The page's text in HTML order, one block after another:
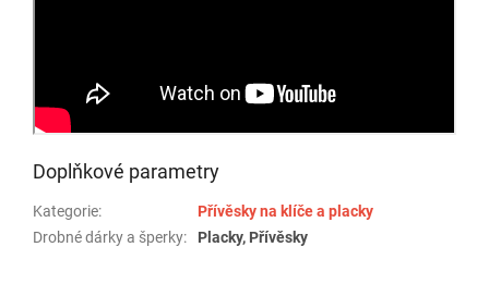
Doplňkové parametry
Kategorie:
Přívěsky na klíče a placky
Drobné dárky a šperky: Placky, Přívěsky